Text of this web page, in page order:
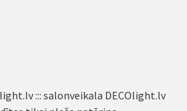
::: salonveikala DECOlight.lv